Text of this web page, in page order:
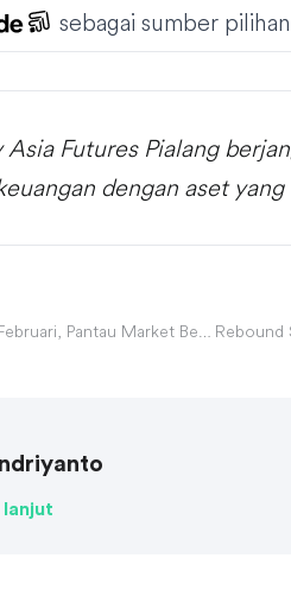
sebagai sumber
Asia Futures Pialang
dengan aset
Ikut Live Stream Gotrade 10 Februari, Pantau Market Bersama Analis Kami!
lanjut